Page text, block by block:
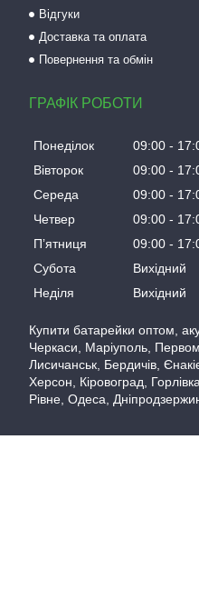
Відгуки
Доставка та оплата
Повернення та обмін
ГРАФІК РОБОТИ
Понеділок 09:00
Вівторок
09:00
Середа
09:00
Четвер
09:00
Пʼятниця
09:00
Субота
Вихідний
Неділя
Вихідний
Купити батарейки оптом,
Черкаси, Маріуполь,
Лисичанськ, Бердичів,
Херсон, Кіровоград,
Рівне, Одеса,